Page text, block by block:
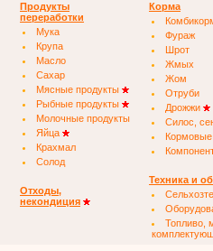
Продукты
переработки
Мука
Крупа
Масло
Сахар
Мясные продукты
Рыбные продукты
Молочные продукты
Яйца
Крахмал
Солод
Отходы,
некондиция
Корма
Фураж
Шрот
Жмых
Жом
Отруби
Дрожжи
Силос,
Техника и
Топливо,